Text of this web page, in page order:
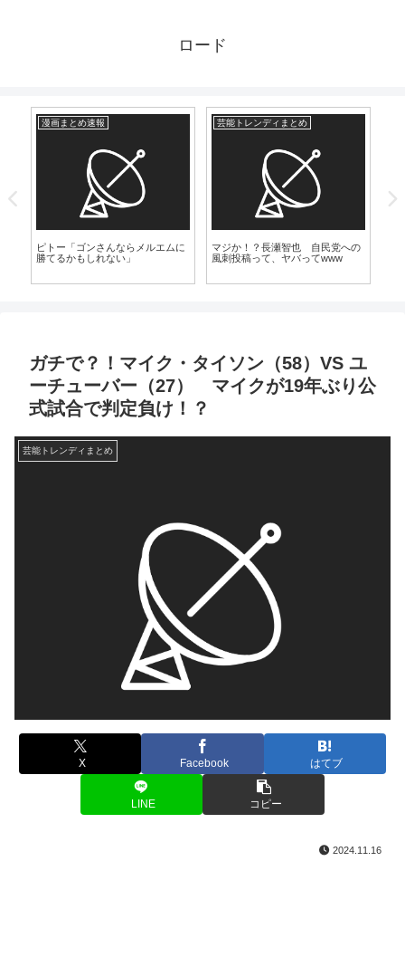
ロード
漫画まとめ速報
ピトー「ゴンさんならメルエムに
勝てるかもしれない」
芸能トレンディまとめ
マジか！？長瀬智也 自民党への
風刺投稿って、ヤバってwww
ガチで？！マイク・タイソン（58）VS ユ
ーチューバー（27） マイクが19年ぶり公
式試合で判定負け！？
芸能トレンディまとめ
X Facebook はてブ
LINE コピー
2024.11.16